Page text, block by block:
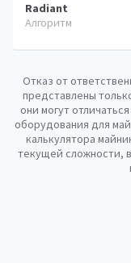
Radiant
Отказ от
представлены
они могут
оборудования для
калькулятора
текущей сложности,